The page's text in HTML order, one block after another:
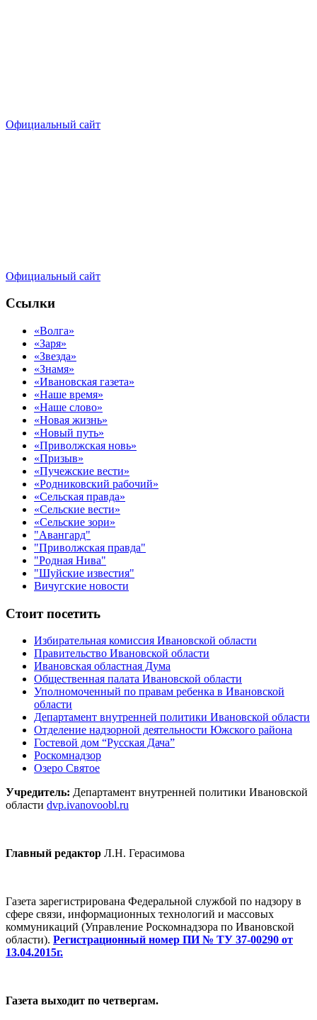
Официальный сайт
Официальный сайт
Ссылки
«Волга»
«Заря»
«Звезда»
«Знамя»
«Ивановская газета»
«Наше время»
«Наше слово»
«Новая жизнь»
«Новый путь»
«Приволжская новь»
«Призыв»
«Пучежские вести»
«Родниковский рабочий»
«Сельская правда»
«Сельские вести»
«Сельские зори»
"Авангард"
"Приволжская правда"
"Родная Нива"
"Шуйские известия"
Вичугские новости
Стоит посетить
Избирательная комиссия Ивановской области
Правительство Ивановской области
Ивановская областная Дума
Общественная палата Ивановской области
Уполномоченный по правам ребенка в Ивановской
области
Департамент внутренней политики Ивановской области
Отделение надзорной деятельности Южского района
Гостевой дом “Русская Дача”
Роскомнадзор
Озеро Святое
Учредитель: Департамент внутренней политики Ивановской
области dvp.ivanovoobl.ru
Главный редактор Л.Н. Герасимова
Газета зарегистрирована Федеральной службой по надзору в
сфере связи, информационных технологий и массовых
коммуникаций (Управление Роскомнадзора по Ивановской
области). Регистрационный номер ПИ № ТУ 37-00290 от
13.04.2015г.
Газета выходит по четвергам.